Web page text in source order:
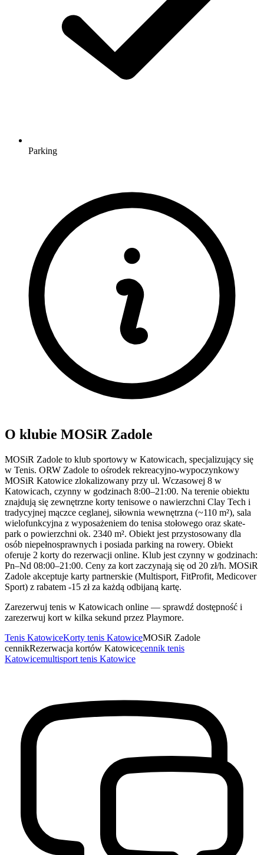
Parking
O klubie MOSiR Zadole
MOSiR Zadole to klub sportowy w Katowicach, specjalizujący się
w Tenis. ORW Zadole to ośrodek rekreacyjno-wypoczynkowy
MOSiR Katowice zlokalizowany przy ul. Wczasowej 8 w
Katowicach, czynny w godzinach 8:00–21:00. Na terenie obiektu
znajdują się zewnętrzne korty tenisowe o nawierzchni Clay Tech i
tradycyjnej mączce ceglanej, siłownia wewnętrzna (~110 m²), sala
wielofunkcyjna z wyposażeniem do tenisa stołowego oraz skate-
park o powierzchni ok. 2340 m². Obiekt jest przystosowany dla
osób niepełnosprawnych i posiada parking na rowery. Obiekt
oferuje 2 korty do rezerwacji online. Klub jest czynny w godzinach:
Pn–Nd 08:00–21:00. Ceny za kort zaczynają się od 20 zł/h. MOSiR
Zadole akceptuje karty partnerskie (Multisport, FitProfit, Medicover
Sport) z rabatem -15 zł za każdą odbijaną kartę.
Zarezerwuj tenis w Katowicach online — sprawdź dostępność i
zarezerwuj kort w kilka sekund przez Playmore.
Tenis KatowiceKorty tenis KatowiceMOSiR Zadole
cennikRezerwacja kortów Katowicecennik tenis
Katowicemultisport tenis Katowice